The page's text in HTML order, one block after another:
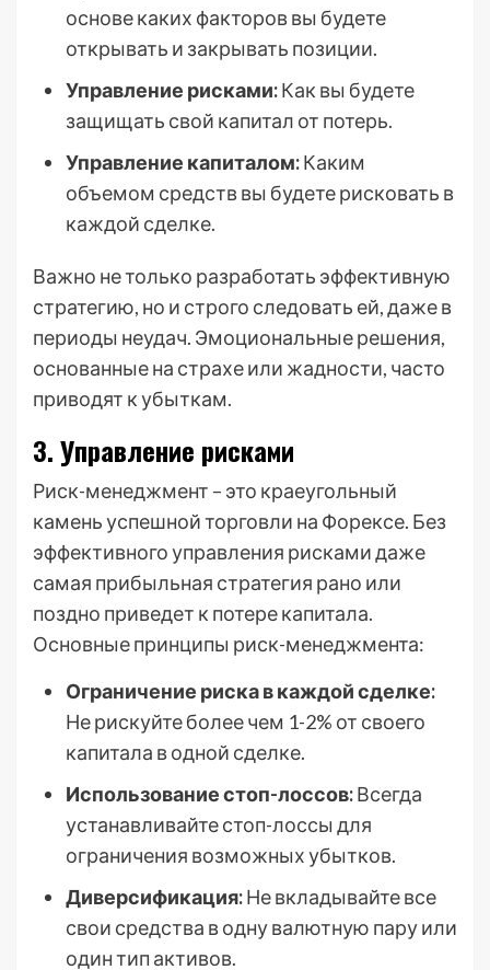
основе каких факторов вы будете
открывать и закрывать позиции.
Управление рисками:Как вы будете
защищать свой капитал от потерь.
Управление капиталом:Каким
объемом средств вы будете рисковать в
каждой сделке.
Важно не только разработать эффективную
стратегию, но и строго следовать ей, даже в
периоды неудач. Эмоциональные решения,
основанные на страхе или жадности, часто
приводят к убыткам.
3. Управление рисками
Риск-менеджмент – это краеугольный
камень успешной торговли на Форексе. Без
эффективного управления рисками даже
самая прибыльная стратегия рано или
поздно приведет к потере капитала.
Основные принципы риск-менеджмента:
Ограничение риска в каждой сделке:
Не рискуйте более чем 1-2% от своего
капитала в одной сделке.
Использование стоп-лоссов:Всегда
устанавливайте стоп-лоссы для
ограничения возможных убытков.
Диверсификация:Не вкладывайте все
свои средства в одну валютную пару или
один тип активов.